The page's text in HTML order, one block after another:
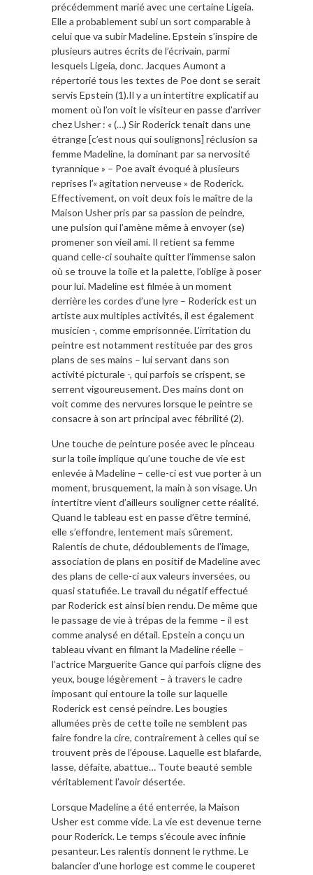
précédemment marié avec une certaine Ligeia.
Elle a probablement subi un sort comparable à
celui que va subir Madeline. Epstein s’inspire de
plusieurs autres écrits de l’écrivain, parmi
lesquels Ligeia, donc. Jacques Aumont a
répertorié tous les textes de Poe dont se serait
servis Epstein (1).Il y a un intertitre explicatif au
moment où l’on voit le visiteur en passe d’arriver
chez Usher : « (…) Sir Roderick tenait dans une
étrange [c’est nous qui soulignons] réclusion sa
femme Madeline, la dominant par sa nervosité
tyrannique » – Poe avait évoqué à plusieurs
reprises l’« agitation nerveuse » de Roderick.
Effectivement, on voit deux fois le maître de la
Maison Usher pris par sa passion de peindre,
une pulsion qui l’amène même à envoyer (se)
promener son vieil ami. Il retient sa femme
quand celle-ci souhaite quitter l’immense salon
où se trouve la toile et la palette, l’oblige à poser
pour lui. Madeline est filmée à un moment
derrière les cordes d’une lyre – Roderick est un
artiste aux multiples activités, il est également
musicien -, comme emprisonnée. L’irritation du
peintre est notamment restituée par des gros
plans de ses mains – lui servant dans son
activité picturale -, qui parfois se crispent, se
serrent vigoureusement. Des mains dont on
voit comme des nervures lorsque le peintre se
consacre à son art principal avec fébrilité (2).
Une touche de peinture posée avec le pinceau
sur la toile implique qu’une touche de vie est
enlevée à Madeline – celle-ci est vue porter à un
moment, brusquement, la main à son visage. Un
intertitre vient d’ailleurs souligner cette réalité.
Quand le tableau est en passe d’être terminé,
elle s’effondre, lentement mais sûrement.
Ralentis de chute, dédoublements de l’image,
association de plans en positif de Madeline avec
des plans de celle-ci aux valeurs inversées, ou
quasi statufiée. Le travail du négatif effectué
par Roderick est ainsi bien rendu. De même que
le passage de vie à trépas de la femme – il est
comme analysé en détail. Epstein a conçu un
tableau vivant en filmant la Madeline réelle –
l’actrice Marguerite Gance qui parfois cligne des
yeux, bouge légèrement – à travers le cadre
imposant qui entoure la toile sur laquelle
Roderick est censé peindre. Les bougies
allumées près de cette toile ne semblent pas
faire fondre la cire, contrairement à celles qui se
trouvent près de l’épouse. Laquelle est blafarde,
lasse, défaite, abattue… Toute beauté semble
véritablement l’avoir désertée.
Lorsque Madeline a été enterrée, la Maison
Usher est comme vide. La vie est devenue terne
pour Roderick. Le temps s’écoule avec infinie
pesanteur. Les ralentis donnent le rythme. Le
balancier d’une horloge est comme le couperet